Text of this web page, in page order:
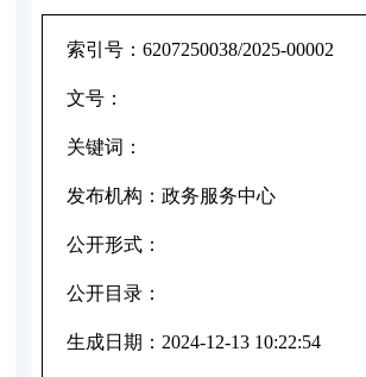
索引号： 6207250038/2025-00002
文号：
关键词：
发布机构： 政务服务中心
公开形式：
公开目录：
生成日期： 2024-12-13 10:22:54